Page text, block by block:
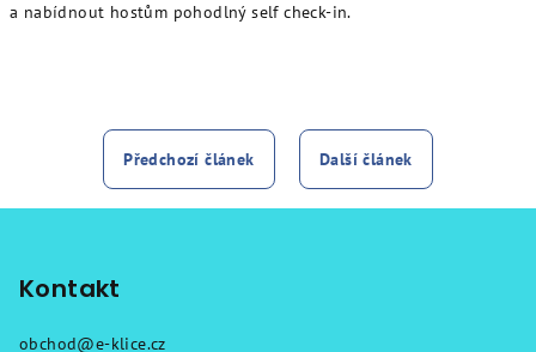
a nabídnout hostům pohodlný self check-in.
Předchozí článek Další článek
Kontakt
obchod@e-klice.cz